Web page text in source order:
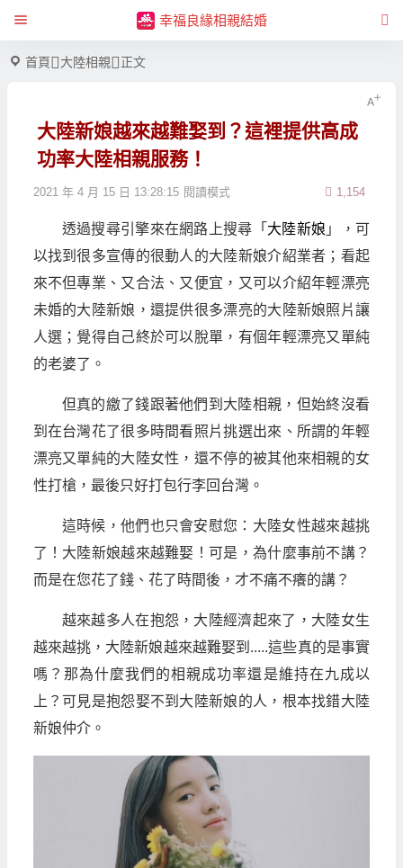
幸福良緣相親結婚
首頁 大陸相親 正文
大陸新娘越來越難娶到？這裡提供高成
功率大陸相親服務！
2021 年 4 月 15 日 13:28:15 1,154
閱讀模式
透過搜尋引擎來在網路上搜尋「 大陸新娘 」，可
以找到很多宣傳的很動人的大陸新娘介紹業者；看起
來不但專業、又合法、又便宜，又可以介紹年輕漂亮
未婚的大陸新娘，還提供很多漂亮的大陸新娘照片讓
人選；覺得自己終於可以脫單，有個年輕漂亮又單純
的老婆了。
但真的繳了錢跟著他們到大陸相親，但始終沒看
到在台灣花了很多時間看照片挑選出來、所謂的年輕
漂亮又單純的大陸女性，還不停的被其他來相親的女
性打槍，最後只好打包行李回台灣。
這時候，他們也只會安慰您：大陸女性越來越挑
了！大陸新娘越來越難娶！可是，為什麼事前不講？
而是在您花了錢、花了時間後，才不痛不癢的講？
越來越多人在抱怨，大陸經濟起來了，大陸女生
越來越挑，大陸新娘越來越難娶到.....這些真的是事實
嗎？那為什麼我們的相親成功率還是維持在九成以
上？可見是抱怨娶不到大陸新娘的人，根本找錯大陸
新娘仲介。